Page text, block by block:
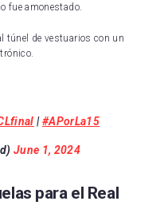
fue amonestado.
túnel de vestuarios con un
|#APorLa15
June 1, 2024
para el Real